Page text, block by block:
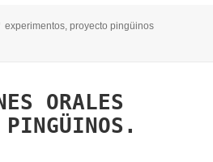
Etiquetas
experimentos,proyecto pingüinos
ORALES